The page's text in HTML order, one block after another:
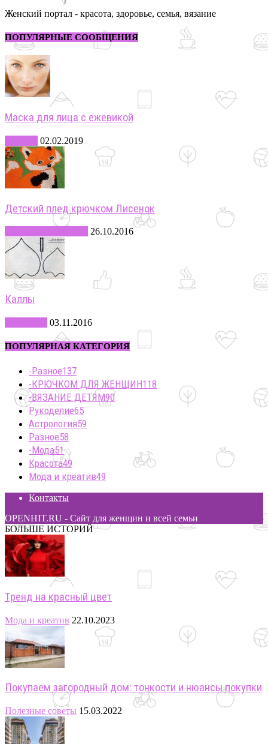
Женский портал - красота, здоровье, семья, вязание
ПОПУЛЯРНЫЕ СООБЩЕНИЯ
Маска для лица с ежевикой
02.02.2019
Детский плед крючком Лисенок
26.10.2016
Каллы
03.11.2016
ПОПУЛЯРНАЯ КАТЕГОРИЯ
-Разное137
-КРЮЧКОМ ДЛЯ ЖЕНЩИН118
-ВЯЗАНИЕ ДЕТЯМ90
Рукоделие65
Астрология59
Разное58
-Мода51
Красота49
Мода и креатив49
Контакты
OPENHIT.RU - Сайт для женщин и всей семьи
БОЛЬШЕ ИСТОРИЙ
Тренд на красный цвет
Мода и креатив 22.10.2023
Покупаем загородный дом: тонкости и нюансы покупки
Полезные советы 15.03.2022